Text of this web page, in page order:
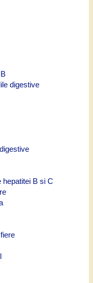
digestive
hepatitei B si C